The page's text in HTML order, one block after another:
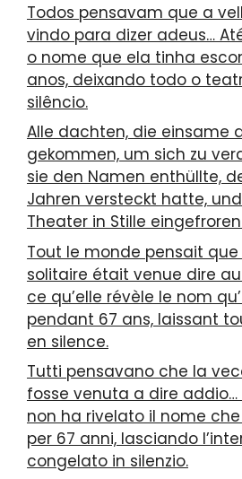
Todos pensavam que a
vindo para dizer adeus…
o nome que ela tinha
anos, deixando todo o
silêncio.
Alle dachten, die einsame
gekommen, um sich zu
sie den Namen enthüllte,
Jahren versteckt hatte,
Theater in Stille
Tout le monde pensait
solitaire était venue dire au
ce qu’elle révèle le nom
pendant 67 ans, laissant
en silence.
Tutti pensavano che la
fosse venuta a dire
non ha rivelato il nome
per 67 anni, lasciando
congelato in silenzio.